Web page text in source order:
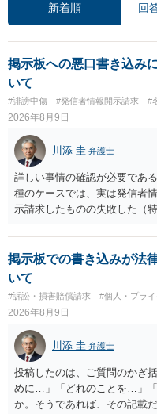
新着順 回
掲示板への悪口書き込み
いて
#誹謗中傷 #発信者情報開示請求 #
2026年8月9日
川添 圭 弁護士
詳しい事情の確認が必要であ
種のケースでは、実は発信者
示請求したものの失敗した（
な投稿をする場合にはなおさ
掲示板での書き込みが法
いて
#訴訟・損害賠償請求 #個人・プライ
2026年8月9日
川添 圭 弁護士
投稿したのは、ご質問のかぎ
めに…」「どれのことを…」
か。そうであれば、その記載